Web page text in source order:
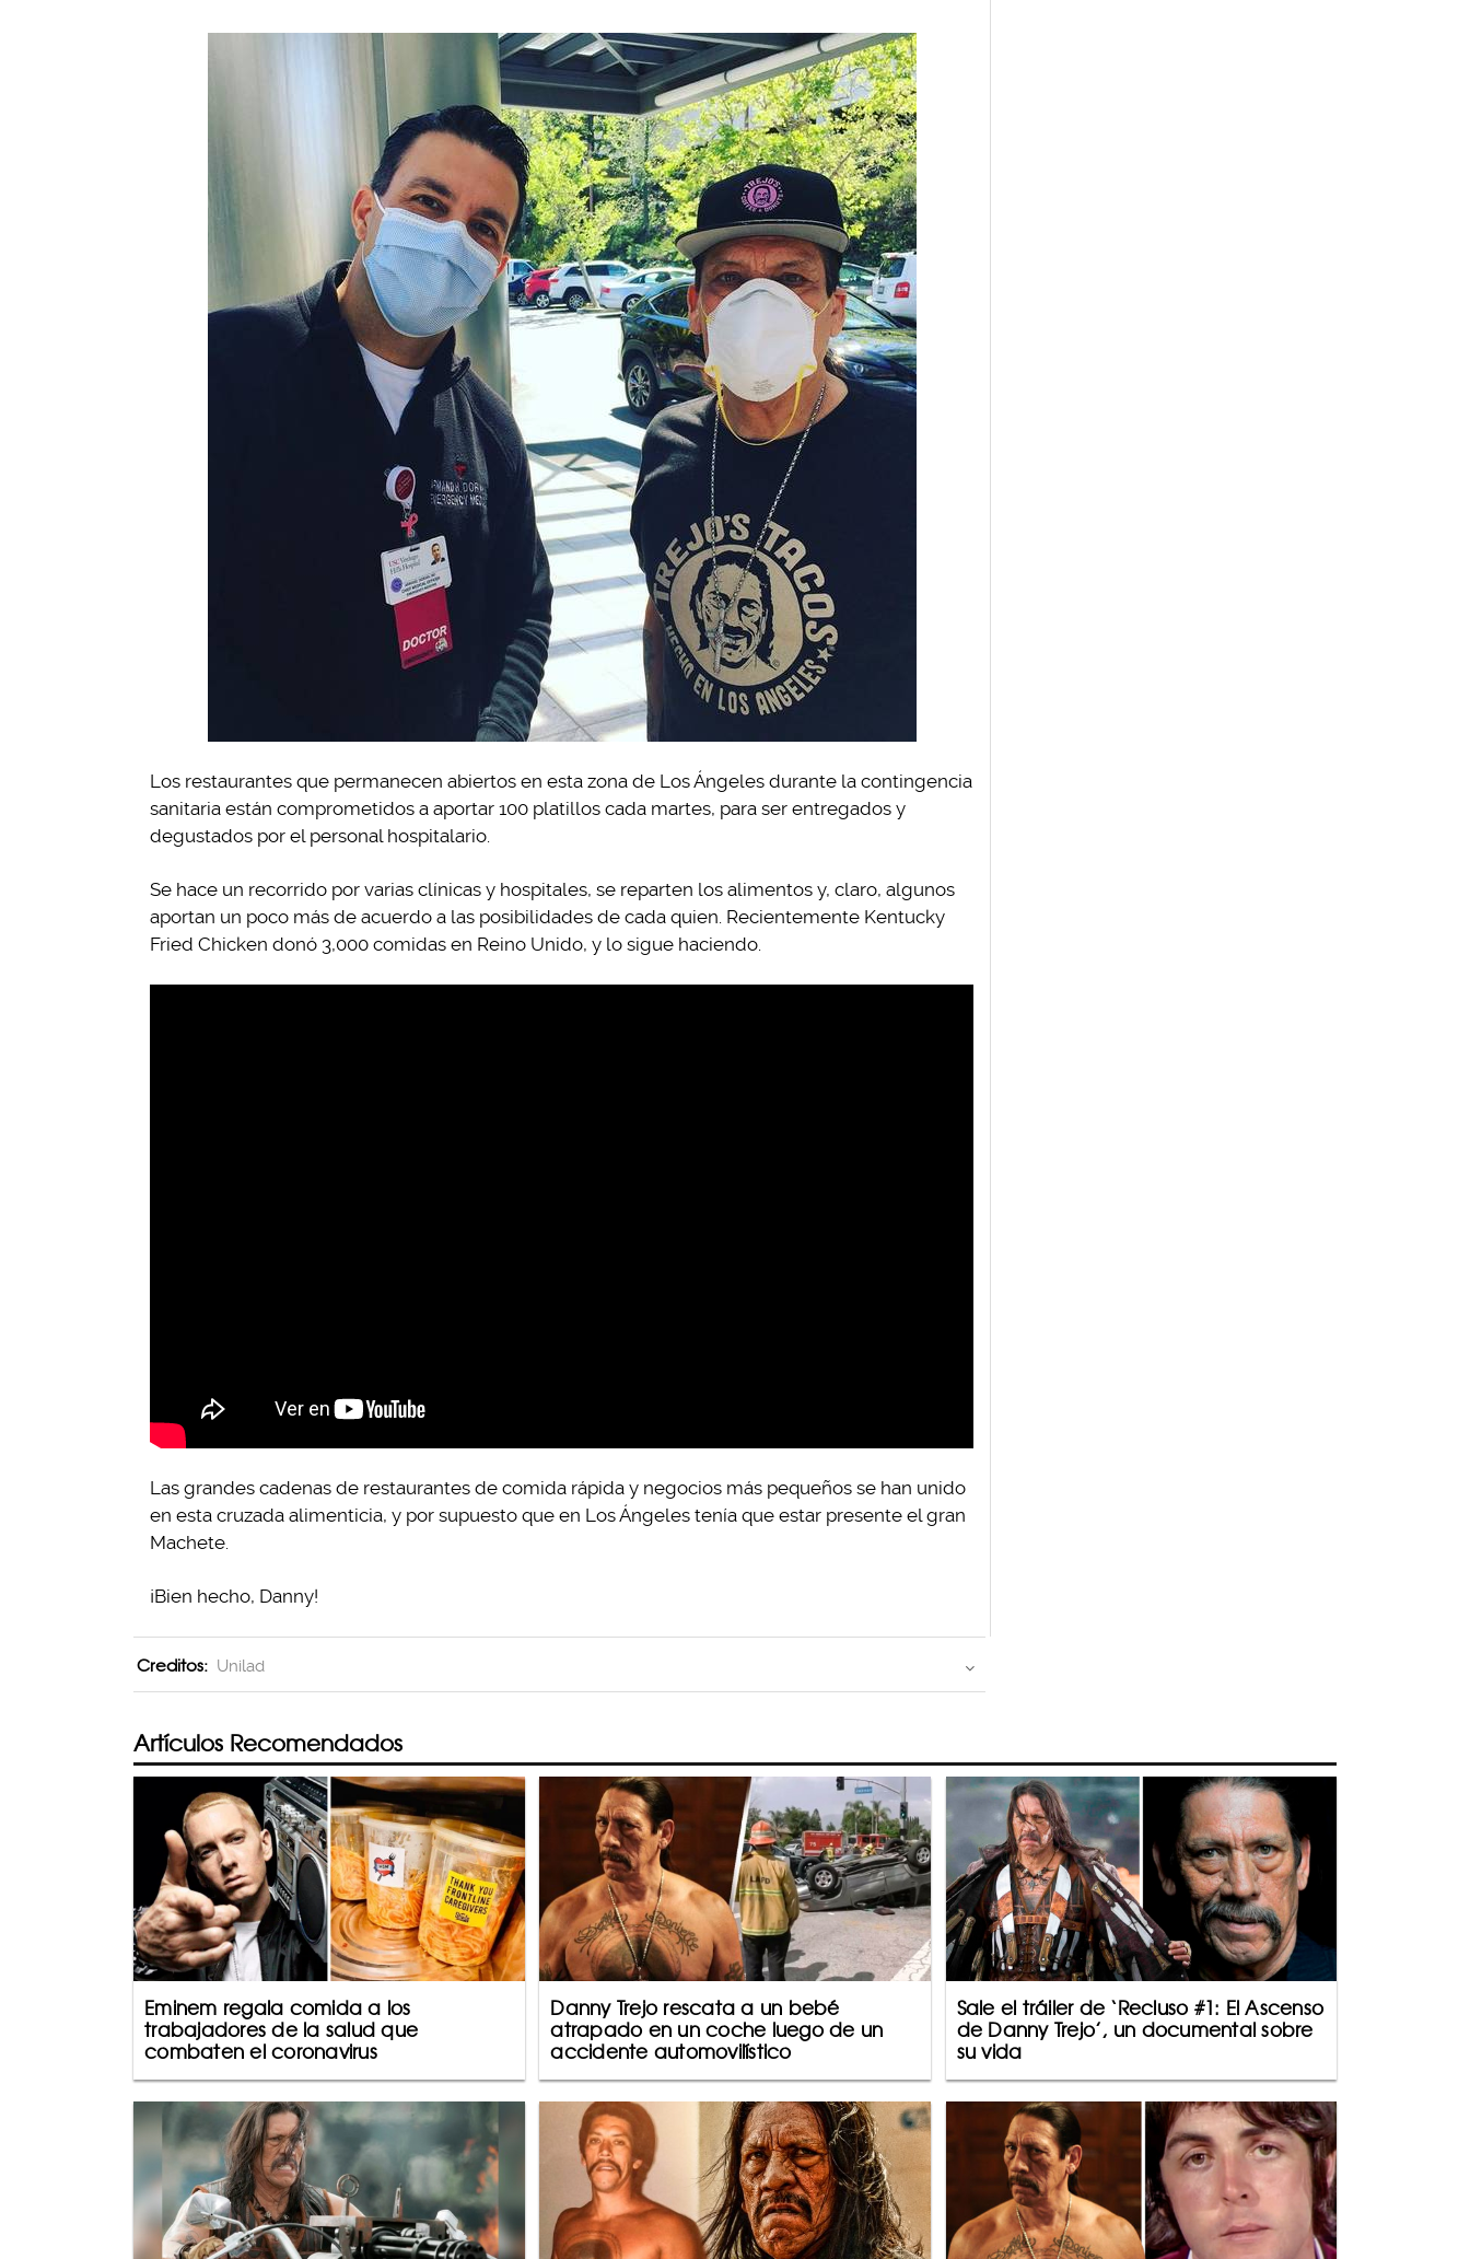
Los restaurantes que permanecen abiertos en esta zona de Los Ángeles durante la contingencia
sanitaria están comprometidos a aportar 100 platillos cada martes, para ser entregados y
degustados por el personal hospitalario.
Se hace un recorrido por varias clínicas y hospitales, se reparten los alimentos y, claro, algunos
aportan un poco más de acuerdo a las posibilidades de cada quien. Recientemente Kentucky
Fried Chicken donó 3,000 comidas en Reino Unido, y lo sigue haciendo.
Las grandes cadenas de restaurantes de comida rápida y negocios más pequeños se han unido
en esta cruzada alimenticia, y por supuesto que en Los Ángeles tenía que estar presente el gran
Machete.
¡Bien hecho, Danny!
Creditos: Unilad
Artículos Recomendados
Eminem regala comida a los
trabajadores de la salud que
combaten el coronavirus
Danny Trejo rescata a un bebé
atrapado en un coche luego de un
accidente automovilístico
Sale el tráiler de ‘Recluso #1: El Ascenso
de Danny Trejo’, un documental sobre
su vida